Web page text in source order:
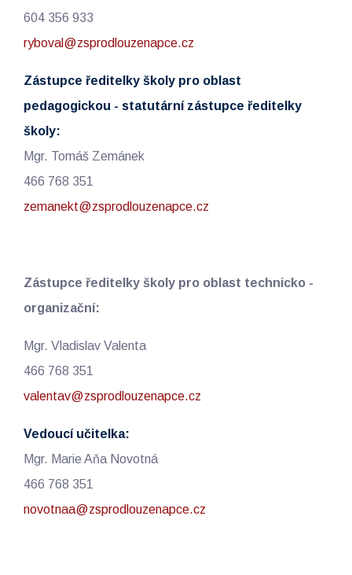
604 356 933
ryboval@zsprodlouzenapce.cz
Zástupce ředitelky školy pro oblast
pedagogickou - statutární zástupce ředitelky
školy:
Mgr. Tomáš Zemánek
466 768 351
zemanekt@zsprodlouzenapce.cz
Zástupce ředitelky školy pro oblast technicko -
organizační:
Mgr. Vladislav Valenta
466 768 351
valentav@zsprodlouzenapce.cz
Vedoucí učitelka:
Mgr. Marie Aňa Novotná
466 768 351
novotnaa@zsprodlouzenapce.cz